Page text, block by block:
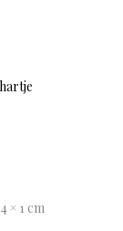
× 1 cm